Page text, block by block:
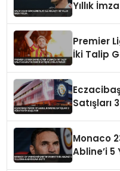
Yıllık
Premier
İki Talip
Satışları
Monaco
Abline’i 5